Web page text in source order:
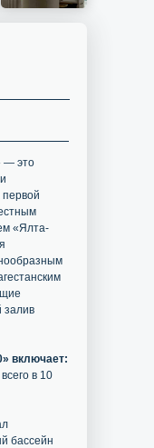
— это
первой
«Ялта-
залив
включает:
в 10
бассейн